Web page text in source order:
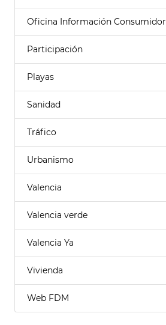
Oficina Información Consumidor
Participación
Playas
Sanidad
Tráfico
Urbanismo
Valencia
Valencia verde
Valencia Ya
Vivienda
Web FDM